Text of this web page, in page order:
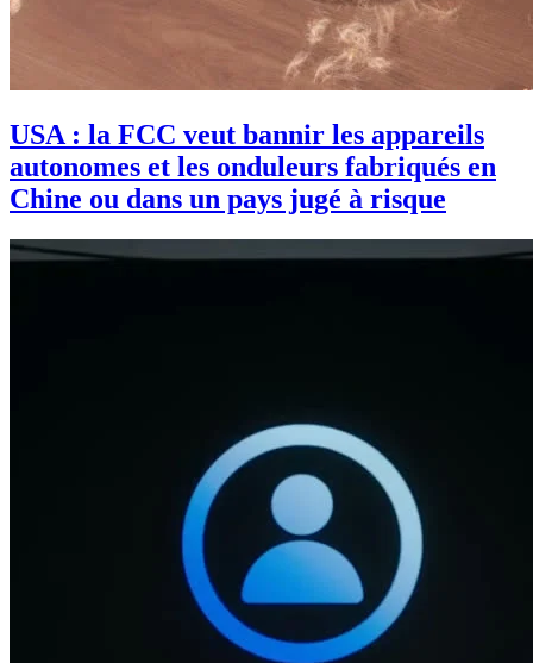
USA : la FCC veut bannir les appareils
autonomes et les onduleurs fabriqués en
Chine ou dans un pays jugé à risque